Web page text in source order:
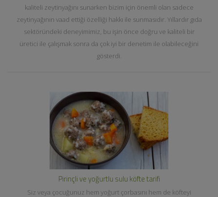
kaliteli zeytinyağını sunarken bizim için önemli olan sadece
zeytinyağının vaad ettiği özelliği hakkı ile sunmasıdır. Yıllardır gıda
sektöründeki deneyimimiz, bu işin önce doğru ve kaliteli bir
üretici ile çalışmak sonra da çok iyi bir denetim ile olabileceğini
gösterdi.
Pirinçli ve yoğurtlu sulu köfte tarifi
Siz veya çocuğunuz hem yoğurt çorbasını hem de köfteyi